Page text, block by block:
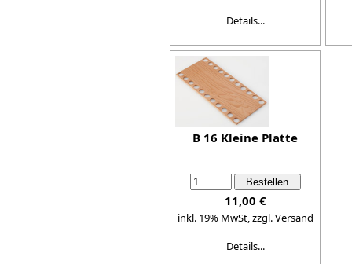
Details...
B 16 Kleine Platte
11,00 €
inkl. 19% MwSt,zzgl. Versand
Details...